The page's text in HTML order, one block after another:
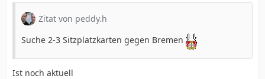
Zitat von peddy.h
Suche 2-3 Sitzplatzkarten gegen Bremen
Ist noch aktuell